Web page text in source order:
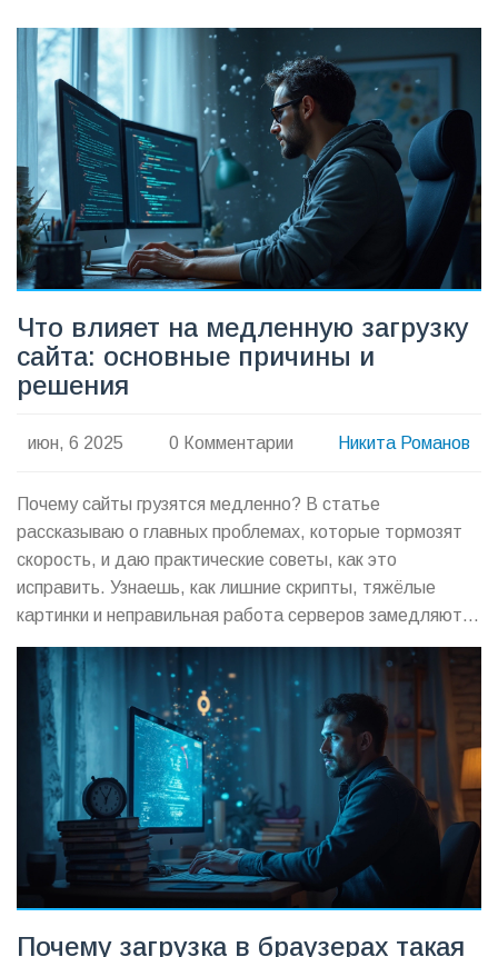
Что влияет на медленную загрузку
сайта: основные причины и
решения
июн, 6 2025 0 Комментарии Никита Романов
Почему сайты грузятся медленно? В статье
рассказываю о главных проблемах, которые тормозят
скорость, и даю практические советы, как это
исправить. Узнаешь, как лишние скрипты, тяжёлые
картинки и неправильная работа серверов замедляют
твой ресурс. Разбираемся, как выявить и устранить
каждую причину. Изучай и делай свой сайт реально
быстрым.
Почему загрузка в браузерах такая